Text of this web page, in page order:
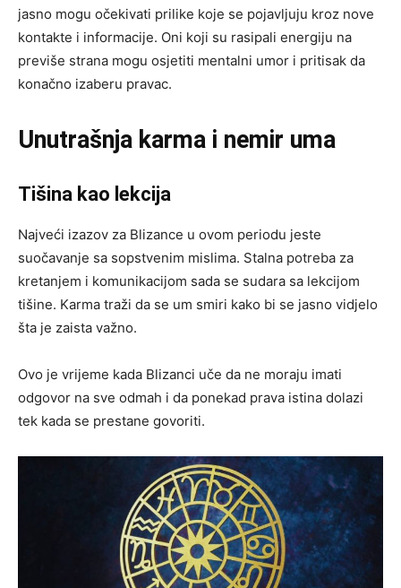
jasno mogu očekivati prilike koje se pojavljuju kroz nove
kontakte i informacije. Oni koji su rasipali energiju na
previše strana mogu osjetiti mentalni umor i pritisak da
konačno izaberu pravac.
Unutrašnja karma i nemir uma
Tišina kao lekcija
Najveći izazov za Blizance u ovom periodu jeste
suočavanje sa sopstvenim mislima. Stalna potreba za
kretanjem i komunikacijom sada se sudara sa lekcijom
tišine. Karma traži da se um smiri kako bi se jasno vidjelo
šta je zaista važno.
Ovo je vrijeme kada Blizanci uče da ne moraju imati
odgovor na sve odmah i da ponekad prava istina dolazi
tek kada se prestane govoriti.